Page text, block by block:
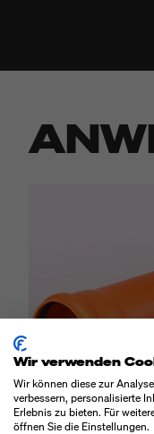
Wir verwenden
Wir können diese zur
verbessern, personalisierte
Erlebnis zu bieten. Für
öffnen Sie die Einstellungen.